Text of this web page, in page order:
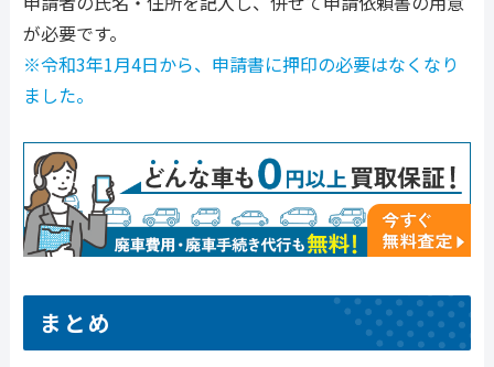
が必要です。
※令和3年1月4日から、申請書に押印の必要はなくなり
ました。
まとめ